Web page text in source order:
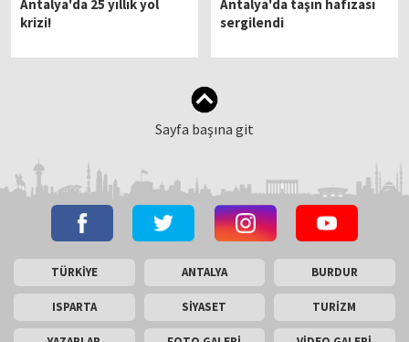
Antalya'da 25 yıllık yol
krizi!
Antalya'da taşın hafızası
sergilendi
Sayfa başına git
TÜRKİYE ANTALYA BURDUR
ISPARTA SİYASET TURİZM